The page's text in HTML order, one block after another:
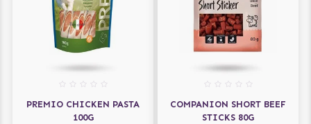
PREMIO CHICKEN PASTA
100G
COMPANION SHORT BEEF
STICKS 80G